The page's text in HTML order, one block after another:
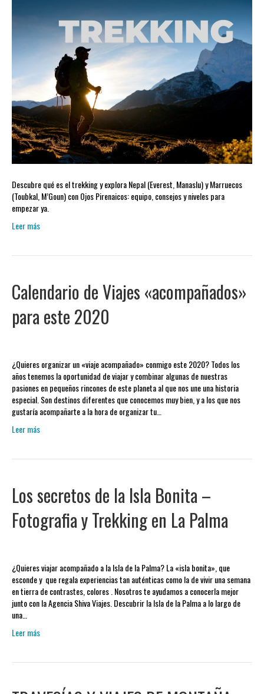
Descubre qué es el trekking y explora Nepal (Everest, Manaslu) y Marruecos
(Toubkal, M’Goun) con Ojos Pirenaicos: equipo, consejos y niveles para
empezar ya.
Leer más
Calendario de Viajes «acompañados»
para este 2020
¿Quieres organizar un «viaje acompañado» conmigo este 2020? Todos los
años tenemos la oportunidad de viajar y combinar algunas de nuestras
pasiones en pequeños rincones de este planeta al que nos une una historia
especial. Son destinos diferentes que conocemos muy bien, y a los que nos
gustaría acompañarte a la hora de organizar tu…
Leer más
Los secretos de la Isla Bonita –
Fotografia y Trekking en La Palma
¿Quieres viajar acompañado a la Isla de la Palma? La «isla bonita», que
esconde y que regala experiencias tan auténticas como la de vivir una semana
en tierra de contrastes, colores . Nosotros te ayudamos a conocerla mejor
junto con la Agencia Shiva Viajes. Descubrir la Isla de la Palma a lo largo de
una…
Leer más